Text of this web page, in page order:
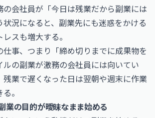
会社員が「今日は残業だから副業には
況になると、副業先にも迷惑をかける
スも増大する。
事、つまり「締め切りまでに成果物を
ルの副業が激務の会社員には向いてい
残業で遅くなった日は翌朝や週末に作業
。
業の目的が曖昧なまま始める